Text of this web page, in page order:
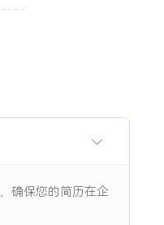
9484阅读
确保您的简历在企